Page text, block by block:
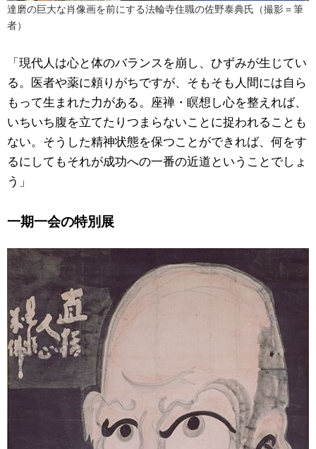
達磨の巨大な肖像画を前にする法輪寺住職の佐野泰典氏（撮影＝筆
者）
「現代人は心と体のバランスを崩し、ひずみが生じてい
る。医者や薬に頼りがちですが、そもそも人間には自ら
もって生まれた力がある。座禅・瞑想し心を整えれば、
いちいち腹を立てたりつまらないことに捉われることも
ない。そうした精神状態を保つことができれば、何をす
るにしてもそれが成功への一番の近道ということでしょ
う」
一期一会の特別展